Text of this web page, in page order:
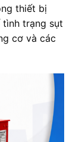
thiết bị
trạng sụt
cơ và các